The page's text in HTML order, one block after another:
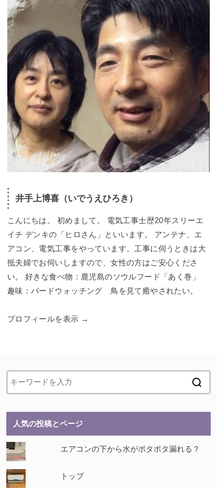
井手上博喜（いでうえひろき）
こんにちは。 初めまして。 電気工事士歴20年スリーエ
イチ デンキの「ヒロさん」といいます。 アンテナ、エ
アコン、電気工事をやっています。工事に伺うときは大
抵夫婦でお伺いしますので、女性の方はご安心くださ
い。 好きな食べ物：鹿児島のソウルフード「あく巻」
趣味：バードウォッチング 鳥を見て癒やされたい。
プロフィールを表示 →
人気の投稿とページ
エアコンの下から水がポタポタ漏れる？
トップ